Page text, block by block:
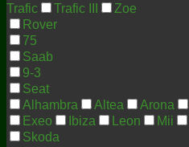
Trafic
Trafic III
Zoe
Rover
75
Saab
9-3
Seat
Alhambra
Altea Arona
Exeo
Ibiza Leon Mii
Skoda